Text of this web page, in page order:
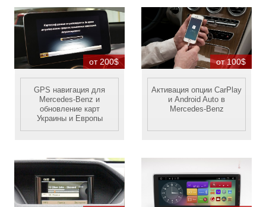
от 200$
GPS навигация для
Mercedes-Benz и
обновление карт
Украины и Европы
от 100$
Активация опции CarPlay
и Android Auto в
Mercedes-Benz